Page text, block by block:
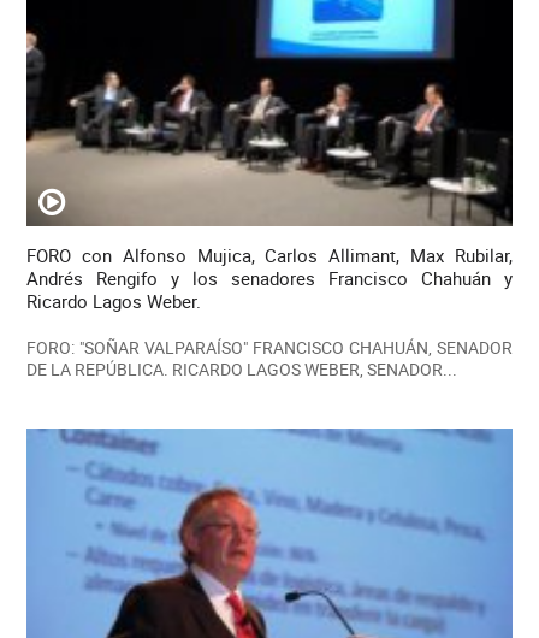
FORO con Alfonso Mujica, Carlos Allimant, Max Rubilar,
Andrés Rengifo y los senadores Francisco Chahuán y
Ricardo Lagos Weber.
FORO: "SOÑAR VALPARAÍSO" FRANCISCO CHAHUÁN, SENADOR
DE LA REPÚBLICA. RICARDO LAGOS WEBER, SENADOR...